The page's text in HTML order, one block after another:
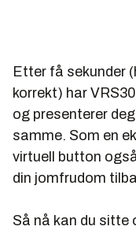
Etter få sekunder
korrekt) har
og presenterer
samme. Som en
virtuell button
din jomfrudom
Så nå kan du sitte